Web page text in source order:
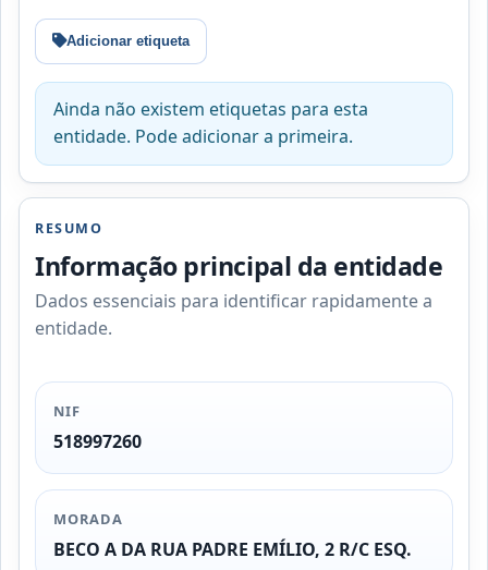
Adicionar etiqueta
Ainda não existem etiquetas para esta
entidade. Pode adicionar a primeira.
RESUMO
Informação principal da entidade
Dados essenciais para identificar rapidamente a
entidade.
NIF
518997260
MORADA
BECO A DA RUA PADRE EMÍLIO, 2 R/C ESQ.